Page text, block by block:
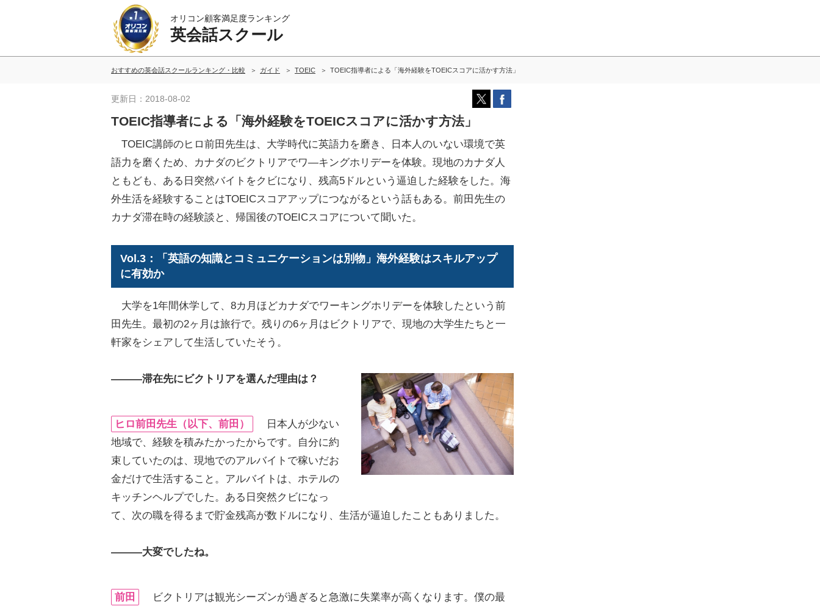
オリコン顧客満足度ランキング
英会話スクール
おすすめの英会話スクールランキング・比較 ガイド TOEIC TOEIC指導者による「海外経験をTOEICスコアに活かす方法」
更新日：2018-08-02
TOEIC指導者による「海外経験をTOEICスコアに活かす方法」
TOEIC講師のヒロ前田先生は、大学時代に英語力を磨き、日本人のいない環境で英
語力を磨くため、カナダのビクトリアでワ―キングホリデーを体験。現地のカナダ人
ともども、ある日突然バイトをクビになり、残高5ドルという逼迫した経験をした。海
外生活を経験することはTOEICスコアアップにつながるという話もある。前田先生の
カナダ滞在時の経験談と、帰国後のTOEICスコアについて聞いた。
Vol.3：「英語の知識とコミュニケーションは別物」海外経験はスキルアップ
に有効か
大学を1年間休学して、8カ月ほどカナダでワーキングホリデーを体験したという前
田先生。最初の2ヶ月は旅行で。残りの6ヶ月はビクトリアで、現地の大学生たちと一
軒家をシェアして生活していたそう。
―――滞在先にビクトリアを選んだ理由は？
ヒロ前田先生（以下、前田）
日本人が少ない
地域で、経験を積みたかったからです。自分に約
束していたのは、現地でのアルバイトで稼いだお
金だけで生活すること。アルバイトは、ホテルの
キッチンヘルプでした。ある日突然クビになっ
て、次の職を得るまで貯金残高が数ドルになり、生活が逼迫したこともありました。
―――大変でしたね。
前田
ビクトリアは観光シーズンが過ぎると急激に失業率が高くなります。僕の最